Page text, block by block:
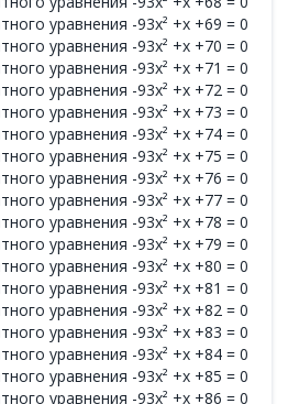
уравнения -93x² +x +69 = 0
уравнения -93x² +x +70 = 0
уравнения -93x² +x +71 = 0
уравнения -93x² +x +72 = 0
уравнения -93x² +x +73 = 0
уравнения -93x² +x +74 = 0
уравнения -93x² +x +75 = 0
уравнения -93x² +x +76 = 0
уравнения -93x² +x +77 = 0
уравнения -93x² +x +78 = 0
уравнения -93x² +x +79 = 0
уравнения -93x² +x +80 = 0
уравнения -93x² +x +81 = 0
уравнения -93x² +x +82 = 0
уравнения -93x² +x +83 = 0
уравнения -93x² +x +84 = 0
уравнения -93x² +x +85 = 0
уравнения -93x² +x +86 = 0